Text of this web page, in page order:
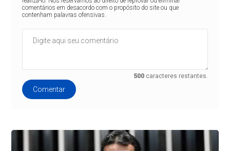
comentários em desacordo com o propósito do site ou que
contenham palavras ofensivas.
500 caracteres restantes.
Comentar